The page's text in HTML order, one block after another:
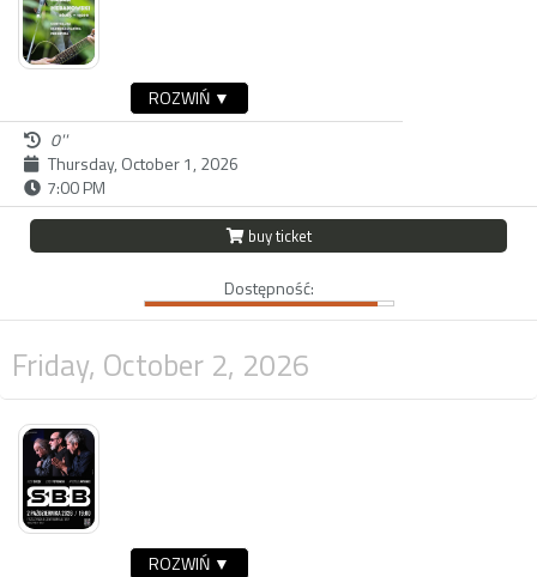
ROZWIŃ ▼
0''
Thursday, October 1, 2026
7:00 PM
buy ticket
Dostępność:
Friday, October 2, 2026
ROZWIŃ ▼